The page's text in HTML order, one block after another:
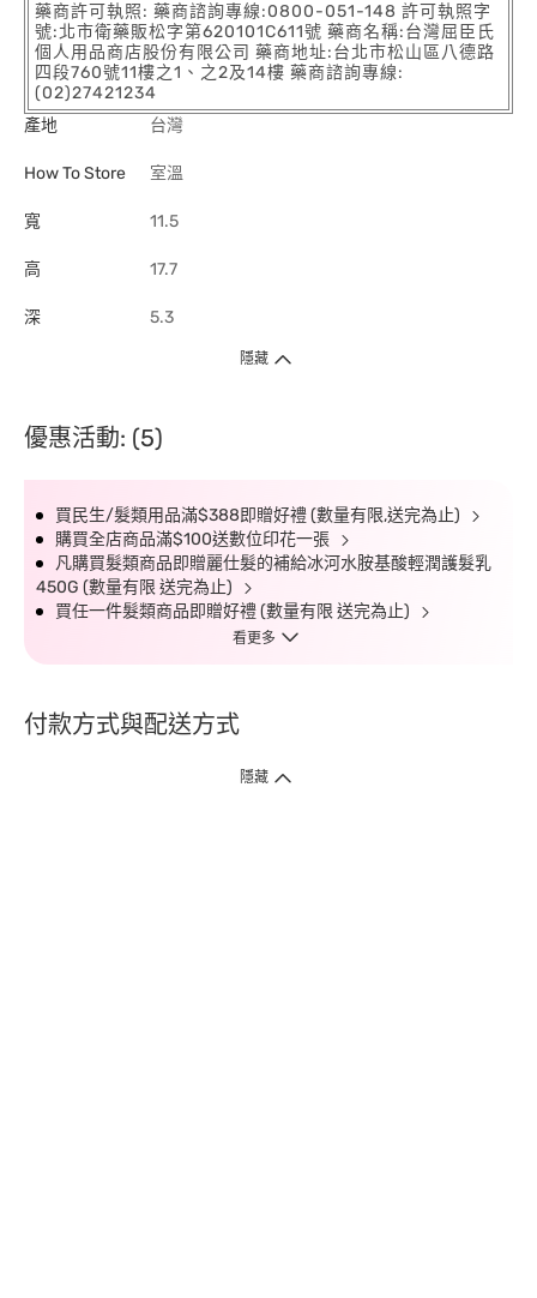
藥商許可執照: 藥商諮詢專線:0800-051-148 許可執照字
號:北市衛藥販松字第620101C611號 藥商名稱:台灣屈臣氏
個人用品商店股份有限公司 藥商地址:台北市松山區八德路
四段760號11樓之1、之2及14樓 藥商諮詢專線:
(02)27421234
產地
台灣
How To Store 室溫
寬 11.5
高 17.7
深 5.3
隱藏
優惠活動: (5)
買民生/髮類用品滿$388即贈好禮 (數量有限,送完為止)
購買全店商品滿$100送數位印花一張
凡購買髮類商品即贈麗仕髮的補給冰河水胺基酸輕潤護髮乳
450G (數量有限 送完為止)
買任一件髮類商品即贈好禮 (數量有限 送完為止)
看更多
付款方式與配送方式
隱藏